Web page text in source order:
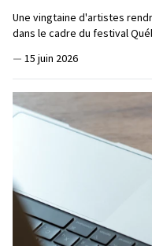
Une vingtaine d'artistes
dans le cadre du festival
— 15 juin 2026